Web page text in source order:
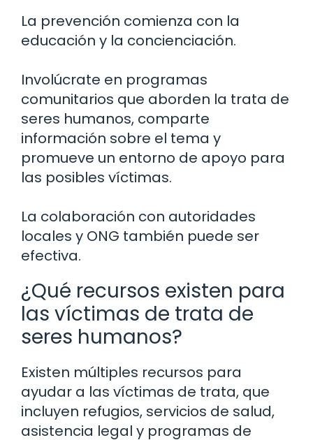
La prevención comienza con la
educación y la concienciación.
Involúcrate en programas
comunitarios que aborden la trata de
seres humanos, comparte
información sobre el tema y
promueve un entorno de apoyo para
las posibles víctimas.
La colaboración con autoridades
locales y ONG también puede ser
efectiva.
¿Qué recursos existen para
las víctimas de trata de
seres humanos?
Existen múltiples recursos para
ayudar a las víctimas de trata, que
incluyen refugios, servicios de salud,
asistencia legal y programas de